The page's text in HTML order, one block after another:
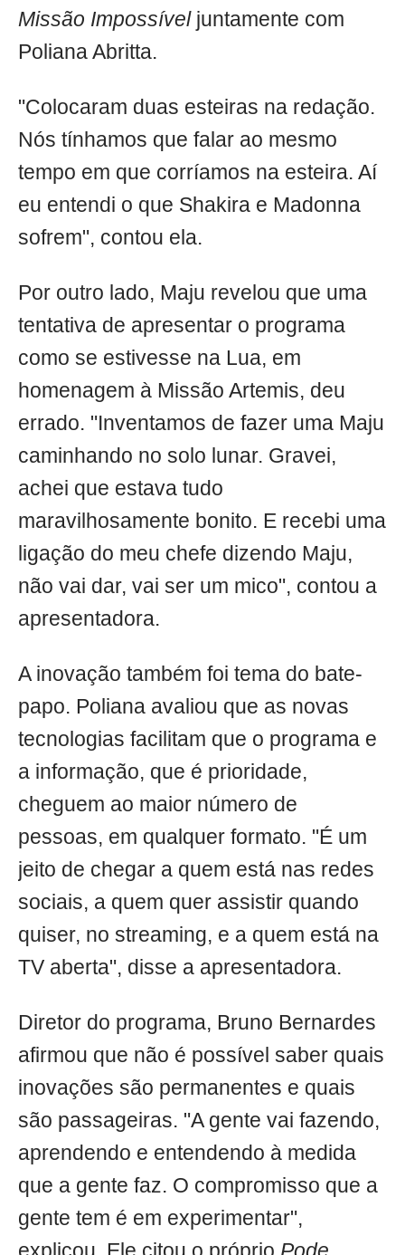
Missão Impossível juntamente com
Poliana Abritta.
"Colocaram duas esteiras na redação.
Nós tínhamos que falar ao mesmo
tempo em que corríamos na esteira. Aí
eu entendi o que Shakira e Madonna
sofrem", contou ela.
Por outro lado, Maju revelou que uma
tentativa de apresentar o programa
como se estivesse na Lua, em
homenagem à Missão Artemis, deu
errado. "Inventamos de fazer uma Maju
caminhando no solo lunar. Gravei,
achei que estava tudo
maravilhosamente bonito. E recebi uma
ligação do meu chefe dizendo Maju,
não vai dar, vai ser um mico", contou a
apresentadora.
A inovação também foi tema do bate-
papo. Poliana avaliou que as novas
tecnologias facilitam que o programa e
a informação, que é prioridade,
cheguem ao maior número de
pessoas, em qualquer formato. "É um
jeito de chegar a quem está nas redes
sociais, a quem quer assistir quando
quiser, no streaming, e a quem está na
TV aberta", disse a apresentadora.
Diretor do programa, Bruno Bernardes
afirmou que não é possível saber quais
inovações são permanentes e quais
são passageiras. "A gente vai fazendo,
aprendendo e entendendo à medida
que a gente faz. O compromisso que a
gente tem é em experimentar",